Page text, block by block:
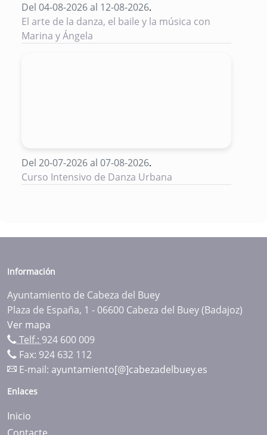
Del 04-08-2026 al 12-08-2026.
El arte de la danza, el baile y la música con
Marina y Ángela
Del 20-07-2026 al 07-08-2026.
Curso Intensivo de Danza Urbana
Información
Ayuntamiento de Cabeza del Buey
Plaza de España, 1 - 06600 Cabeza del Buey (Badajoz)
Ver mapa
Telf.: 924 600 009
Fax: 924 632 112
E-mail: ayuntamiento[@]cabezadelbuey.es
Enlaces
Inicio